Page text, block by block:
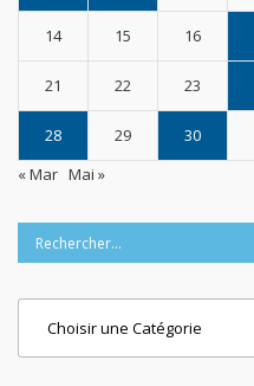
14 15 16
21 22 23
28 29
30
« Mar Mai »